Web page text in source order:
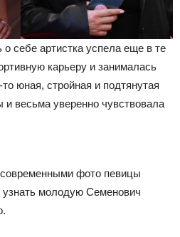
о себе артистка успела еще в те
карьеру и занималась
юная, стройная и подтянутая
весьма уверенно чувствовала
фото певицы
узнать молодую Семенович